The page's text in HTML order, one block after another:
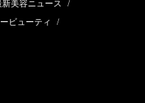
新美容ニュース /
ビューティ /